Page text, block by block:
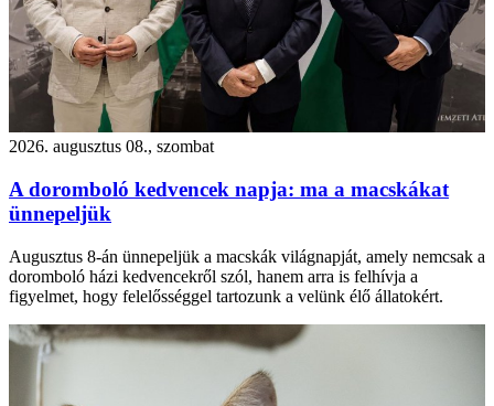
2026. augusztus 08., szombat
A doromboló kedvencek napja: ma a macskákat
ünnepeljük
Augusztus 8-án ünnepeljük a macskák világnapját, amely nemcsak a
doromboló házi kedvencekről szól, hanem arra is felhívja a
figyelmet, hogy felelősséggel tartozunk a velünk élő állatokért.